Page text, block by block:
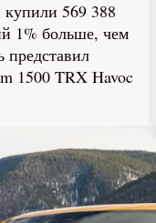
569 388
1% больше, чем
представил
1500 TRX Havoc